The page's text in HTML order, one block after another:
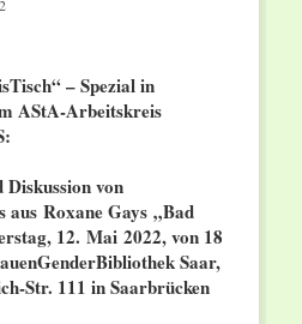
– Spezial in
AStA-Arbeitskreis
von
aus Roxane Gays „Bad
12. Mai 2022, von 18
Saar,
Str. 111 in Saarbrücken